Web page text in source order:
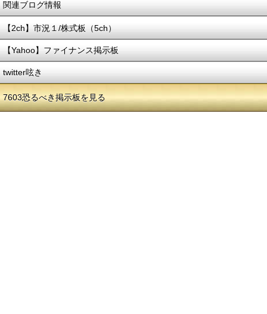
関連ブログ情報
【2ch】市況１/株式板（5ch）
【Yahoo】ファイナンス掲示板
twitter呟き
7603恐るべき掲示板を見る